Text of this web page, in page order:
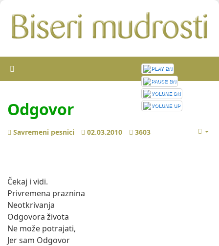
Odgovor
Savremeni pesnici 02.03.2010 3603
Čekaj i vidi.
Privremena praznina
Neotkrivanja
Odgovora života
Ne može potrajati,
Jer sam Odgovor